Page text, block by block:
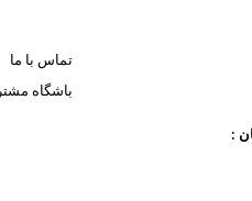
:
تماس با ما
باشگاه